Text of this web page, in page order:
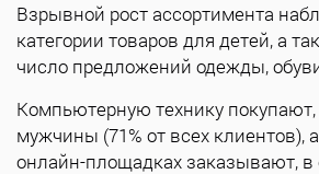
Взрывной рост ассортимента
категории товаров для детей, а
число предложений одежды,
Компьютерную технику
мужчины (71% от всех клиентов),
онлайн-площадках заказывают, в